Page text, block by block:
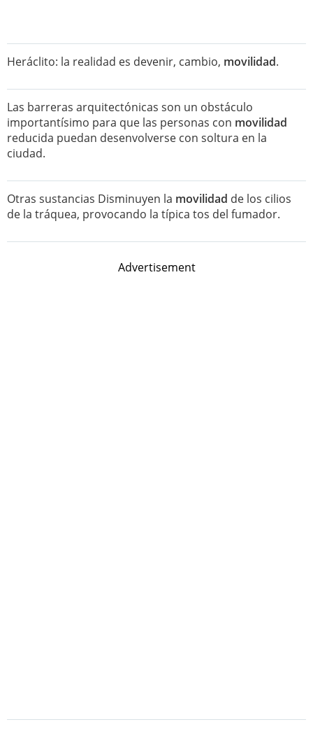
Heráclito: la realidad es devenir, cambio, movilidad.
Las barreras arquitectónicas son un obstáculo
importantísimo para que las personas con movilidad
reducida puedan desenvolverse con soltura en la
ciudad.
Otras sustancias Disminuyen la movilidad de los cilios
de la tráquea, provocando la típica tos del fumador.
Advertisement